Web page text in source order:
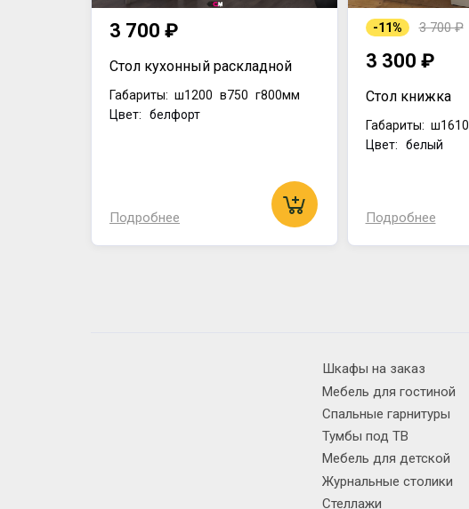
3 700 ₽
Стол кухонный раскладной
Габариты: ш1200 в750 г800мм
Цвет: белфорт
Подробнее
-11% 3 700 ₽
3 300 ₽
Стол книжка
Габариты: ш1610
Цвет: белый
Подробнее
Шкафы на заказ
Мебель для гостиной
Спальные гарнитуры
Тумбы под ТВ
Мебель для детской
Журнальные столики
Стеллажи